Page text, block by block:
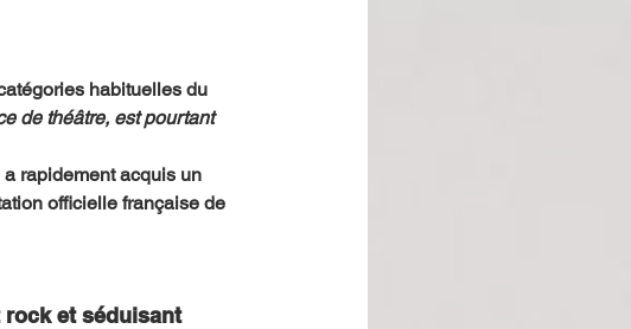
habituelles du
de théâtre, est pourtant
rapidement acquis un
officielle française de
et séduisant